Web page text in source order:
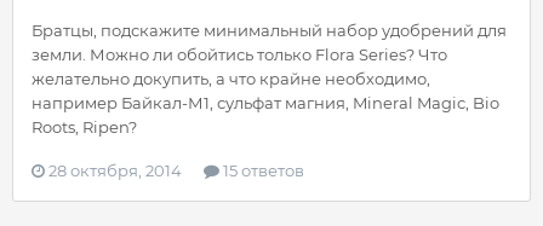
Братцы, подскажите минимальный набор удобрений для
земли. Можно ли обойтись только Flora Series? Что
желательно докупить, а что крайне необходимо,
например Байкал-М1, сульфат магния, Mineral Magic, Bio
Roots, Ripen?
28 октября, 2014 15 ответов